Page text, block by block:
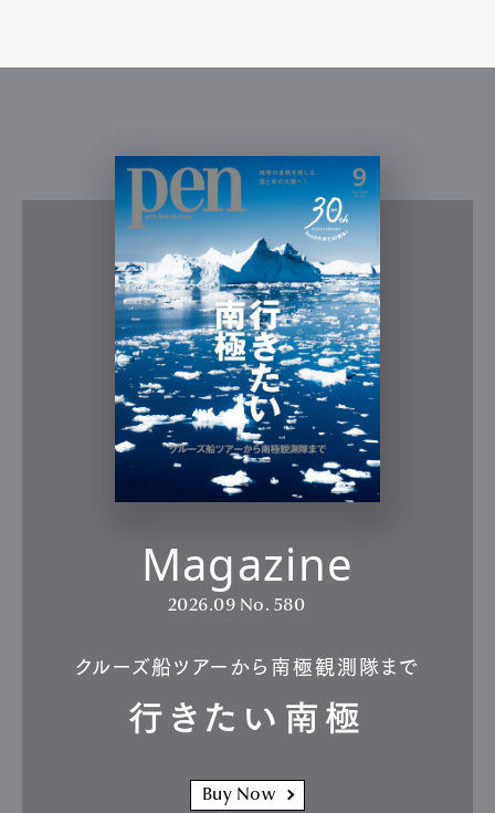
Magazine
2026.09 No. 580
クルーズ船ツアーから南極観測隊まで
行きたい南極
Buy Now